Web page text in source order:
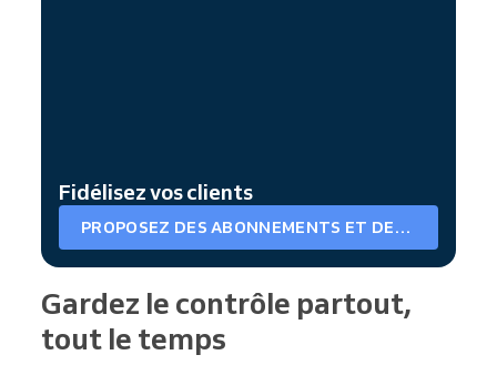
Fidélisez vos clients
PROPOSEZ DES ABONNEMENTS ET DES CARTES
Gardez le contrôle partout,
tout le temps